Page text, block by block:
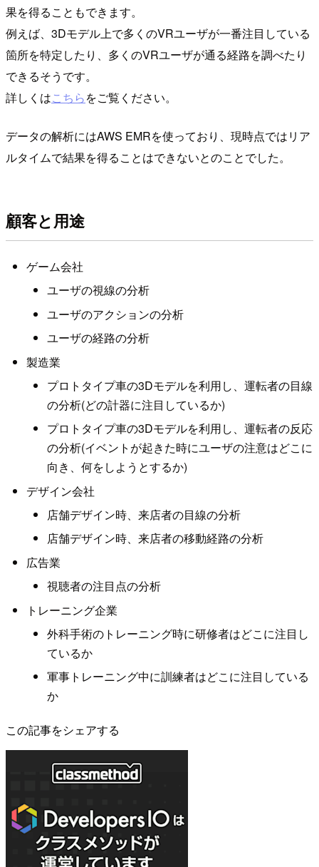
果を得ることもできます。
例えば、3Dモデル上で多くのVRユーザが一番注目している
箇所を特定したり、多くのVRユーザが通る経路を調べたり
できるそうです。
詳しくはこちらをご覧ください。
データの解析にはAWS EMRを使っており、現時点ではリア
ルタイムで結果を得ることはできないとのことでした。
顧客と用途
ゲーム会社
ユーザの視線の分析
ユーザのアクションの分析
ユーザの経路の分析
製造業
プロトタイプ車の3Dモデルを利用し、運転者の目線
の分析(どの計器に注目しているか)
プロトタイプ車の3Dモデルを利用し、運転者の反応
の分析(イベントが起きた時にユーザの注意はどこに
向き、何をしようとするか)
デザイン会社
店舗デザイン時、来店者の目線の分析
店舗デザイン時、来店者の移動経路の分析
広告業
視聴者の注目点の分析
トレーニング企業
外科手術のトレーニング時に研修者はどこに注目し
ているか
軍事トレーニング中に訓練者はどこに注目している
か
この記事をシェアする